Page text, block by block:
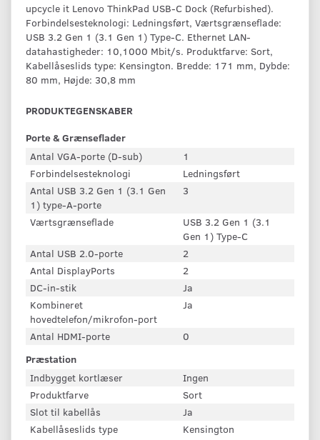
upcycle it Lenovo ThinkPad USB-C Dock (Refurbished).
Forbindelsesteknologi: Ledningsført, Værtsgrænseflade:
USB 3.2 Gen 1 (3.1 Gen 1) Type-C. Ethernet LAN-
datahastigheder: 10,1000 Mbit/s. Produktfarve: Sort,
Kabellåseslids type: Kensington. Bredde: 171 mm, Dybde:
80 mm, Højde: 30,8 mm
PRODUKTEGENSKABER
Porte & Grænseflader
Antal VGA-porte (D-sub)
1
Forbindelsesteknologi
Ledningsført
Antal USB 3.2 Gen 1 (3.1 Gen
1) type-A-porte
3
Værtsgrænseflade
USB 3.2 Gen 1 (3.1
Gen 1) Type-C
Antal USB 2.0-porte
2
Antal DisplayPorts
2
DC-in-stik
Ja
Kombineret
hovedtelefon/mikrofon-port
Ja
Antal HDMI-porte
0
Præstation
Indbygget kortlæser
Ingen
Produktfarve
Sort
Slot til kabellås
Ja
Kabellåseslids type
Kensington